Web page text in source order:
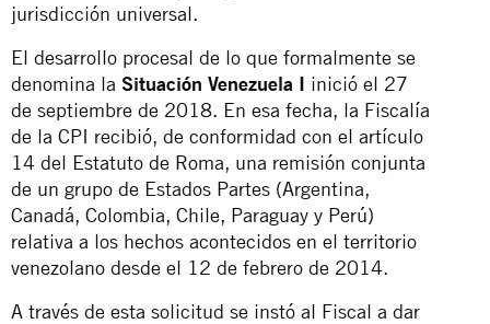
jurisdicción universal.
El desarrollo procesal de lo que formalmente se
denomina la Situación Venezuela I inició el 27
de septiembre de 2018. En esa fecha, la Fiscalía
de la CPI recibió, de conformidad con el artículo
14 del Estatuto de Roma, una remisión conjunta
de un grupo de Estados Partes (Argentina,
Canadá, Colombia, Chile, Paraguay y Perú)
relativa a los hechos acontecidos en el territorio
venezolano desde el 12 de febrero de 2014.
A través de esta solicitud se instó al Fiscal a dar